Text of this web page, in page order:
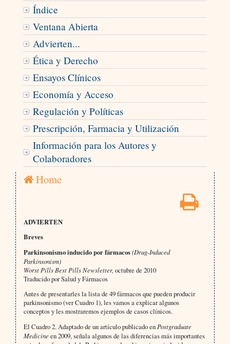
Índice
Ventana Abierta
Advierten...
Ética y Derecho
Ensayos Clínicos
Economía y Acceso
Regulación y Políticas
Prescripción, Farmacia y Utilización
Información para los Autores y
Colaboradores
Home
ADVIERTEN
Breves
Parkinsonismo inducido por fármacos(Drug-Induced
Parkinsonism)
Worst Pills Best Pills Newsletter, octubre de 2010
Traducido por Salud y Fármacos
Antes de presentarles la lista de 49 fármacos que pueden producir
parkinsonismo (ver Cuadro 1), les vamos a explicar algunos
conceptos y les mostraremos ejemplos de casos clínicos.
El Cuadro 2. Adaptado de un artículo publicado en Postgraduate
Medicineen 2009, señala algunos de las diferencias más importantes